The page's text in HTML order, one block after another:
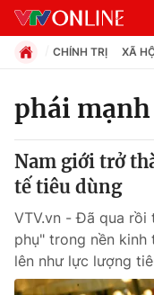
Chuyên mục
Chính trị
Xã hội
Pháp luật
CHÍNH TRỊ XÃ
phái mạnh
Nam giới trở
tế tiêu dùng
VTV.vn - Đã qua rồi
phụ" trong nền kinh
lên như lực lượng